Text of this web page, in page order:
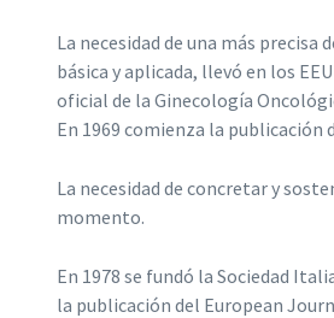
La necesidad de una más
básica y aplicada, llevó en los
oficial de la Ginecología
En 1969 comienza la
La necesidad de concretar y
momento.
En 1978 se fundó la Sociedad
la publicación del European